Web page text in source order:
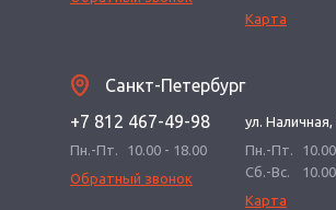
Карта
Санкт-Петербург
+7 812 467-49-98
Пн.-Пт.
10.00 - 18.00
Обратный звонок
ул. Наличная,
Пн.-Пт.
Сб.-Вс.
Карта